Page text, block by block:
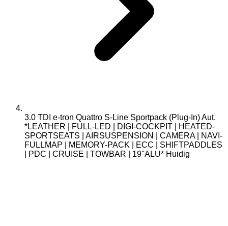
3.0 TDI e-tron Quattro S-Line Sportpack (Plug-In) Aut.
*LEATHER | FULL-LED | DIGI-COCKPIT | HEATED-
SPORTSEATS | AIRSUSPENSION | CAMERA | NAVI-
FULLMAP | MEMORY-PACK | ECC | SHIFTPADDLES
| PDC | CRUISE | TOWBAR | 19''ALU* Huidig